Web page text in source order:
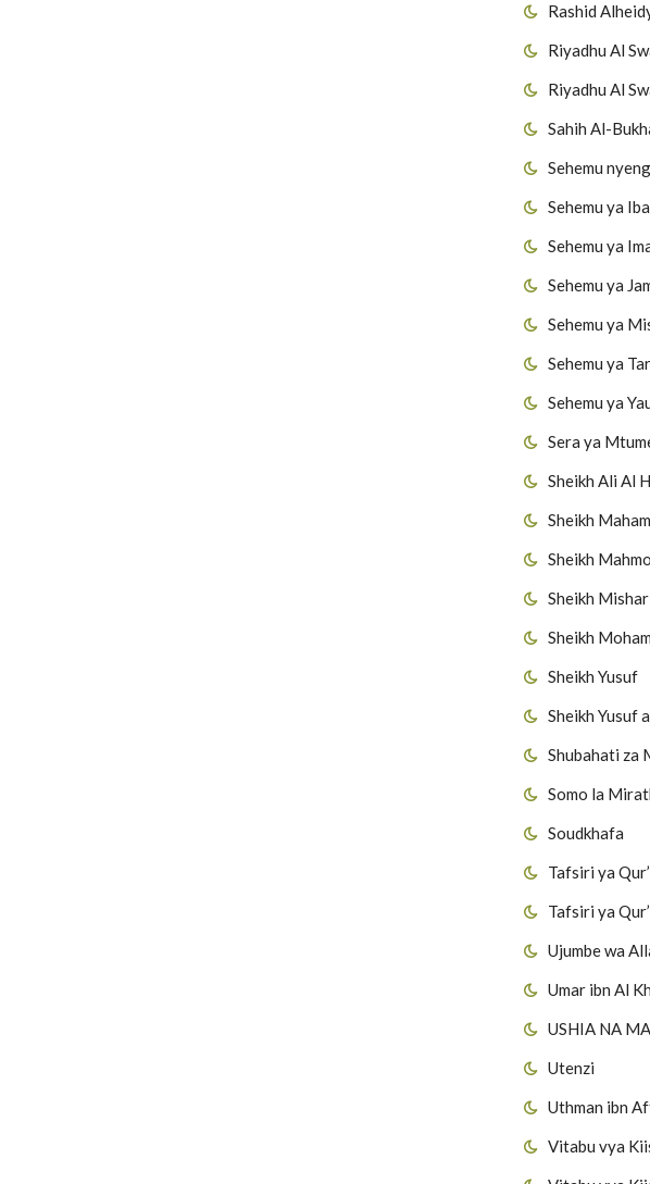
Rashid
Riyadhu Al
Riyadhu Al
Sahih Al-
Sehemu
Sehemu ya
Sehemu ya
Sehemu ya
Sehemu ya
Sehemu ya
Sehemu ya
Sera ya
Sheikh Ali Al
Sheikh
Sheikh
Sheikh
Sheikh
Sheikh Yusuf
Sheikh Yusuf
Shubahati za
Somo la
Soudkhafa
Tafsiri ya
Tafsiri ya
Ujumbe wa
Umar ibn Al
USHIA NA
Utenzi
Uthman ibn
Vitabu vya